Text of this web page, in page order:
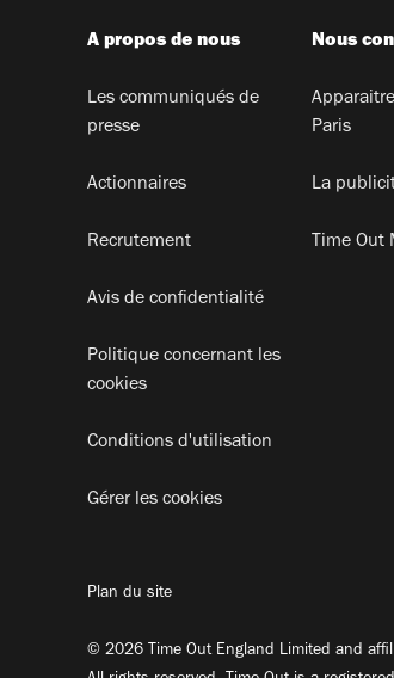
A propos de nous
Les communiqués de
presse
Actionnaires
Recrutement
Avis de confidentialité
Politique concernant les
cookies
Conditions d'utilisation
Gérer les cookies
Nous
Paris
La
Time Out
Plan du site
© 2026 Time Out England Limited and